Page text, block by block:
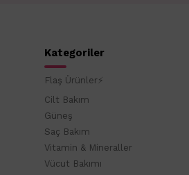
Kategoriler
Flaş Ürünler⚡
Cilt Bakım
Güneş
Saç Bakım
Vitamin & Mineraller
Vücut Bakımı